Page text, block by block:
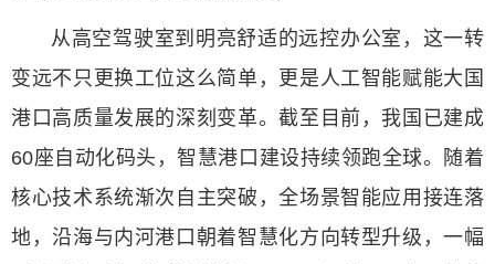
从高空驾驶室到明亮舒适的远控办公室，这一转
变远不只更换工位这么简单，更是人工智能赋能大国
港口高质量发展的深刻变革。截至目前，我国已建成
60座自动化码头，智慧港口建设持续领跑全球。随着
核心技术系统渐次自主突破，全场景智能应用接连落
地，沿海与内河港口朝着智慧化方向转型升级，一幅